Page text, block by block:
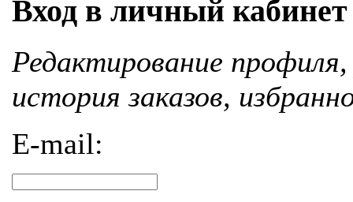
Вход в личный кабинет
Редактирование
история заказов,
E-mail: